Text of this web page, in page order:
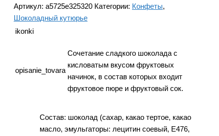
Артикул: a5725e325320 Категории: Конфеты,
Шоколадный кутюрье
ikonki
opisanie_tovara
Сочетание сладкого шоколада с
кисловатым вкусом фруктовых
начинок, в состав которых входит
фруктовое пюре и фруктовый сок.
Состав: шоколад (сахар, какао тертое, какао
масло, эмульгаторы: лецитин соевый, Е476,